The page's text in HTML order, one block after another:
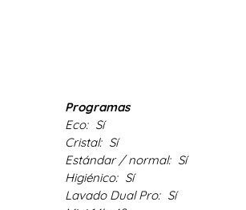
Programas
Eco: Sí
Cristal: Sí
Estándar / normal: Sí
Higiénico: Sí
Lavado Dual Pro: Sí